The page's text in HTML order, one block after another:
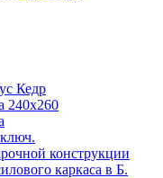
Кедр
240х260
конструкции
каркаса в Б.